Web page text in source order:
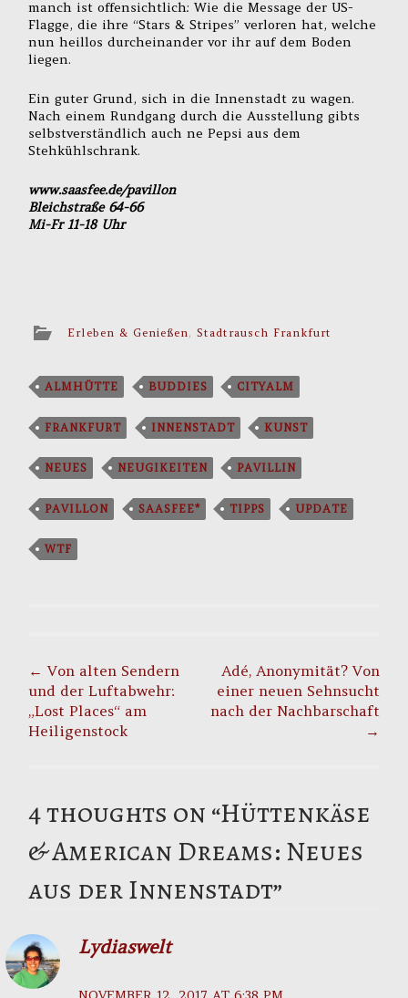
manch ist offensichtlich: Wie die Message der US-
Flagge, die ihre “Stars & Stripes” verloren hat, welche
nun heillos durcheinander vor ihr auf dem Boden
liegen.
Ein guter Grund, sich in die Innenstadt zu wagen.
Nach einem Rundgang durch die Ausstellung gibts
selbstverständlich auch ne Pepsi aus dem
Stehkühlschrank.
www.saasfee.de/pavillon
Bleichstraße 64-66
Mi-Fr 11-18 Uhr
Erleben & Genießen ,Stadtrausch Frankfurt
ALMHÜTTE BUDDIES CITYALM
FRANKFURT INNENSTADT KUNST
NEUES NEUGIKEITEN PAVILLIN
PAVILLON SAASFEE* TIPPS UPDATE
WTF
navigation
← Von alten Sendern
und der Luftabwehr:
„Lost Places“ am
Heiligenstock
Adé, Anonymität? Von
einer neuen Sehnsucht
nach der Nachbarschaft
→
4 thoughts on “Hüttenkäse
& American Dreams: Neues
aus der Innenstadt”
Lydiaswelt